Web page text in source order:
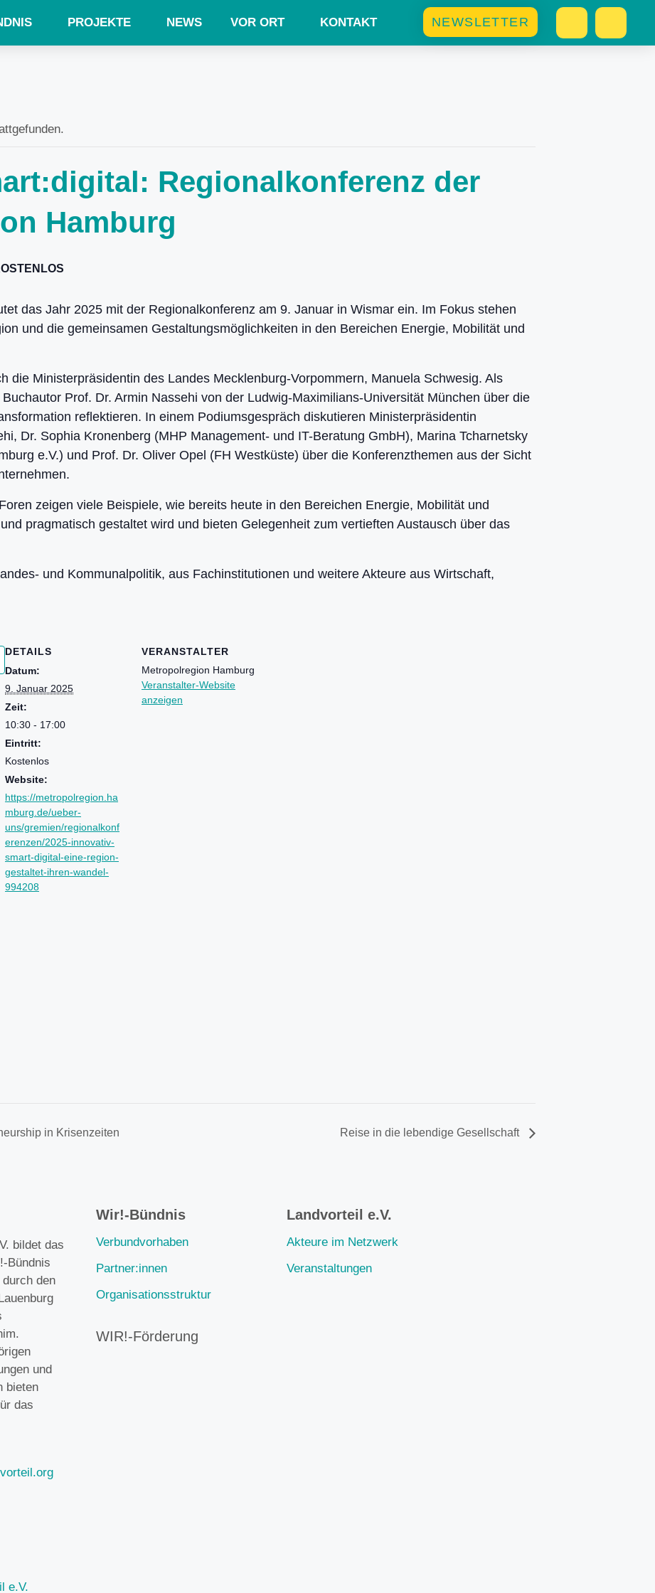
PROJEKTE NEWS VOR ORT KONTAKT NEWSLETTER
Regionalkonferenz der
Hamburg
das Jahr 2025 mit der Regionalkonferenz am 9. Januar in Wismar ein. Im Fokus stehen
und die gemeinsamen Gestaltungsmöglichkeiten in den Bereichen Energie, Mobilität und
die Ministerpräsidentin des Landes Mecklenburg-Vorpommern, Manuela Schwesig. Als
Prof. Dr. Armin Nassehi von der Ludwig-Maximilians-Universität München über die
reflektieren. In einem Podiumsgespräch diskutieren Ministerpräsidentin
Dr. Sophia Kronenberg (MHP Management- und IT-Beratung GmbH), Marina Tcharnetsky
e.V.) und Prof. Dr. Oliver Opel (FH Westküste) über die Konferenzthemen aus der Sicht
zeigen viele Beispiele, wie bereits heute in den Bereichen Energie, Mobilität und
pragmatisch gestaltet wird und bieten Gelegenheit zum vertieften Austausch über das
und Kommunalpolitik, aus Fachinstitutionen und weitere Akteure aus Wirtschaft,
DETAILS
Datum:
9. Januar 2025
Zeit:
10:30 - 17:00
Eintritt:
Kostenlos
Website:
https://metropolregion.ha
mburg.de/ueber-
uns/gremien/regionalkonf
erenzen/2025-innovativ-
smart-digital-eine-region-
gestaltet-ihren-wandel-
994208
VERANSTALTER
Metropolregion Hamburg
Veranstalter-Website
anzeigen
in Krisenzeiten Reise in die lebendige Gesellschaft
bildet das
Bündnis
den
und
bieten
das
e.V.
Wir!-Bündnis
Verbundvorhaben
Partner:innen
Organisationsstruktur
WIR!-Förderung
Landvorteil e.V.
Akteure im Netzwerk
Veranstaltungen